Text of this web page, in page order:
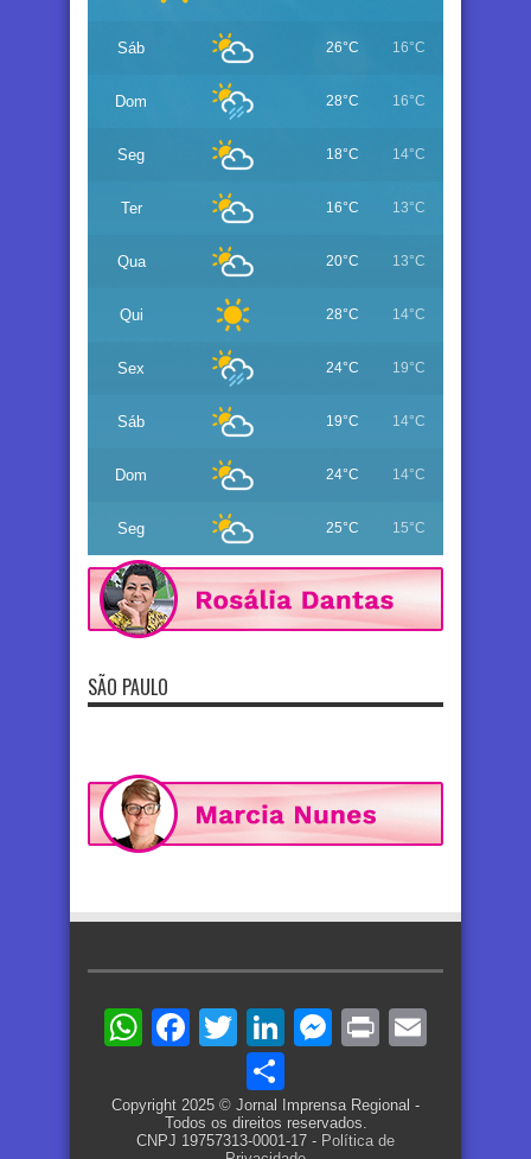
Sáb 26°C 16°C
Dom 28°C 16°C
Seg 18°C 14°C
Ter 16°C 13°C
Qua 20°C 13°C
Qui 28°C 14°C
Sex 24°C 19°C
Sáb 19°C 14°C
Dom 24°C 14°C
Seg 25°C 15°C
SÃO PAULO
WhatsApp
Facebook
TwitterLinkedIn
Messenger
Print
Copyright 2025 © Jornal Imprensa Regional -
Todos os direitos reservados.
CNPJ 19757313-0001-17 - Política de